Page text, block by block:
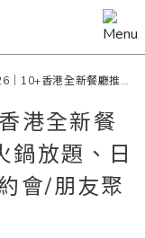
｜10+香港全新餐廳推
港全新餐
鍋放題、日
會/朋友聚